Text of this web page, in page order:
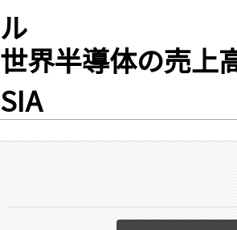
ル
世界半導体の売上
SIA